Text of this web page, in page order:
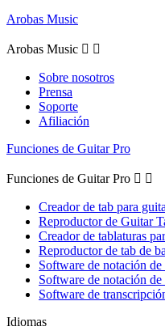
Arobas Music
Arobas Music  
Sobre nosotros
Prensa
Soporte
Afiliación
Funciones de Guitar Pro
Funciones de Guitar Pro  
Creador de tab para
Reproductor de Guitar
Creador de tablaturas
Reproductor de tab de
Software de notación de
Software de notación
Software de
Idiomas